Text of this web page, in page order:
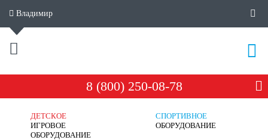
Владимир
8 (800) 250-08-78
ДЕТСКОЕ
ИГРОВОЕ
ОБОРУДОВАНИЕ
СПОРТИВНОЕ
ОБОРУДОВАНИЕ